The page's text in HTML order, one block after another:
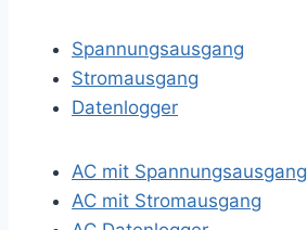
Spannungsausgang
Stromausgang
Datenlogger
AC mit Spannungsausgang
AC mit Stromausgang